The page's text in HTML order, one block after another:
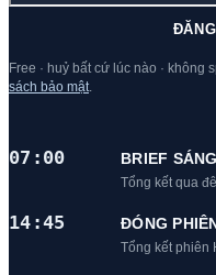
Free · huỷ bất cứ lúc nào · không
sách bảo mật
07:00 BRIEF SÁNG
Tổng kết qua
14:45 ĐÓNG PHIÊN
Tổng kết phiên